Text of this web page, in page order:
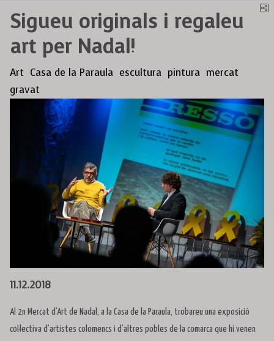
Sigueu originals i regaleu
art per Nadal!
Art Casa de la Paraula escultura pintura mercat
gravat
11.12.2018
Al 2n Mercat d’Art de Nadal, a la Casa de la Paraula, trobareu una exposició
col·lectiva d’artistes colomencs i d’altres pobles de la comarca que hi venen